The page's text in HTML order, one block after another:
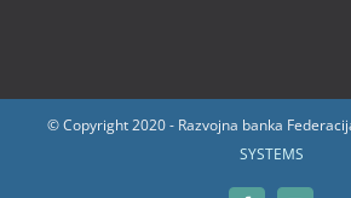
© Copyright 2020 - Razvojna banka
SYSTEMS